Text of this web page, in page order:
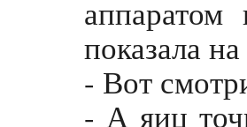
показала
- Вот
- А яиц